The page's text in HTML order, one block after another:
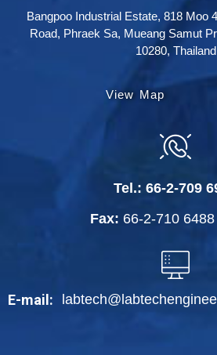
Bangpoo Industrial Estate, 818 Moo
Road, Phraek Sa, Mueang Samut
10280, Thailand
View Map
Tel.: 66-2-709
Fax: 66-2-710 6488
E-mail: